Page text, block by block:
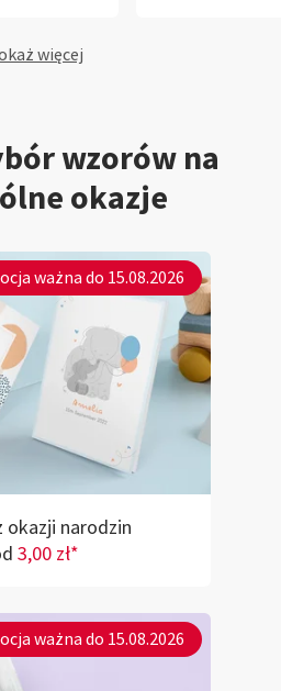
więcej
wzorów na
okazje
ważna do 15.08.2026
okazji narodzin
3,00 zł*
ważna do 15.08.2026